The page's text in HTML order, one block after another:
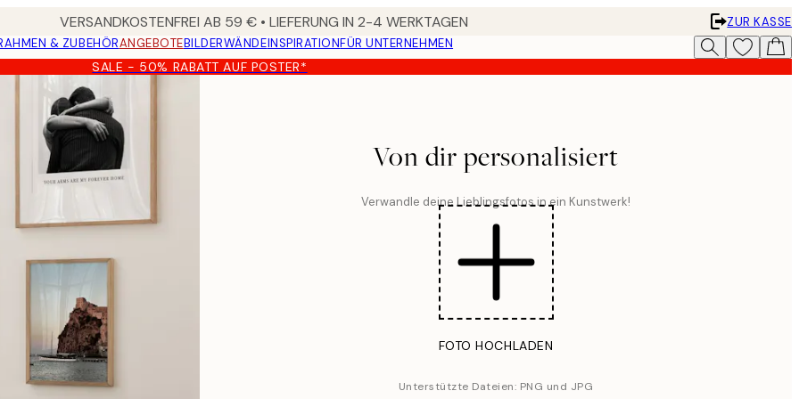
VERSANDKOSTENFREI AB 59 € • LIEFERUNG IN 2-4 WERKTAGEN
ZUR KASSE
& ZUBEHÖRANGEBOTEBILDERWÄNDEINSPIRATIONFÜR UNTERNEHMEN
SALE - 50% RABATT AUF POSTER*
Von dir personalisiert
Verwandle deine Lieblingsfotos in ein Kunstwerk!
FOTO HOCHLADEN
Unterstützte Dateien: PNG und JPG